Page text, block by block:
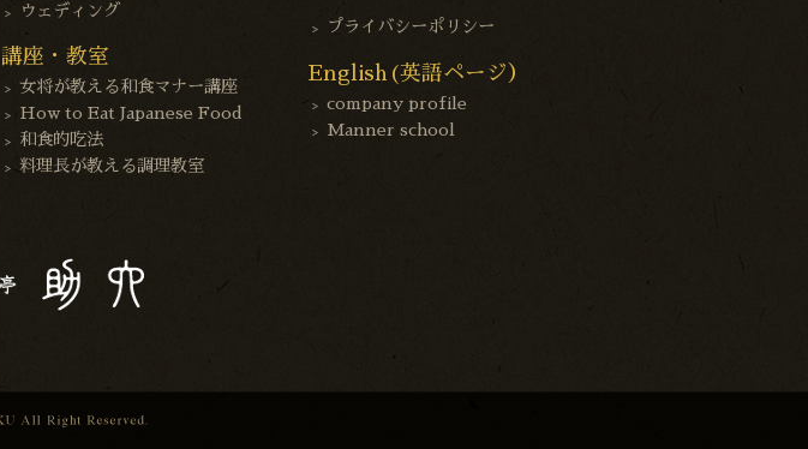
ウェディング
講座・教室
女将が教える和食マナー講座
How to Eat Japanese Food
和食的吃法
料理長が教える調理教室
プライバシーポリシー
English(英語ページ）
company profile
Manner school